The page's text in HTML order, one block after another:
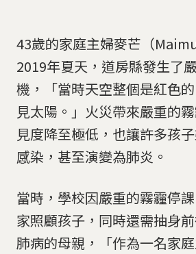
43歲的家庭主婦麥芒（
2019年夏天，道房縣發生了
機，「當時天空整個是紅色
見太陽。」火災帶來嚴重的
見度降至極低，也讓許多孩
感染，甚至演變為肺炎。
當時，學校因嚴重的霧霾停
家照顧孩子，同時還需抽身
肺病的母親，「作為一名家